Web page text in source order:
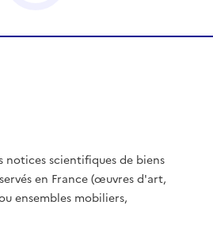
notices scientifiques de biens
en France (œuvres d'art,
ensembles mobiliers,